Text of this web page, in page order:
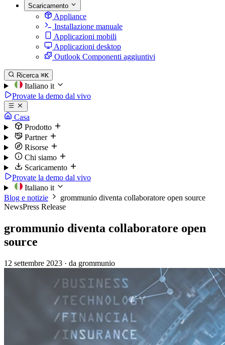
Scaricamento
Appliance
Installazione manuale
Applicazioni mobili
Applicazioni desktop
Outlook Componenti aggiuntivi
Ricerca ⌘K
Italiano it
Provate la demo dal vivo
Casa
Prodotto
Partner
Risorse
Chi siamo
Scaricamento
Provate la demo dal vivo
Italiano it
Blog e notizie
grommunio diventa collaboratore open source
NewsPress Release
grommunio diventa collaboratore open
source
12 settembre 2023 · da grommunio